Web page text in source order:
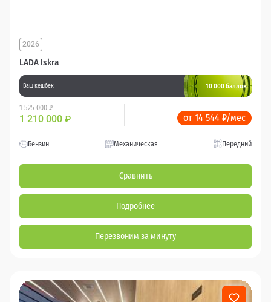
LADA Iskra
2026
Ваш кешбек 10 000 баллов
1 525 000 ₽
1 210 000 ₽ от 14 544 ₽/мес
Бензин Механическая Передний
Сравнить
Подробнее
Перезвоним за минуту